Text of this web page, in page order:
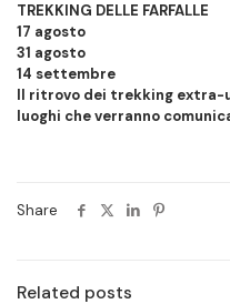
TREKKING DELLE FARFALLE
17 agosto
31 agosto
14 settembre
Il ritrovo dei trekking extra-
luoghi che verranno
Share
Related posts